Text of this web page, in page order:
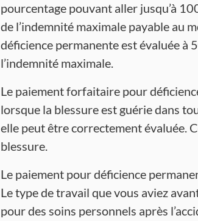
pourcentage pouvant aller jusqu’à
de l’indemnité maximale payable au
déficience permanente est évaluée à
l’indemnité maximale.
Le paiement forfaitaire pour
lorsque la blessure est guérie dans
elle peut être correctement évaluée.
blessure.
Le paiement pour déficience
Le type de travail que vous aviez
pour des soins personnels après